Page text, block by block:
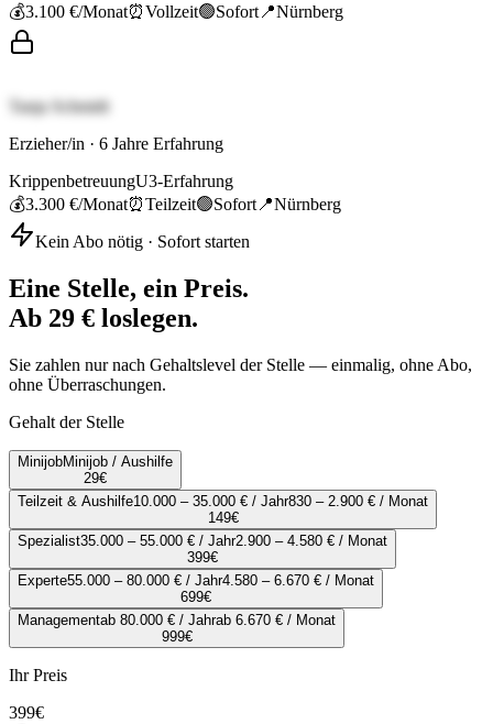
💰3.100 €/Monat⏰Vollzeit🟢Sofort 📍Nürnberg
Tanja Schmidt
Erzieher/in · 6 Jahre Erfahrung
KrippenbetreuungU3-Erfahrung
💰3.300 €/Monat⏰Teilzeit🟢Sofort 📍Nürnberg
Kein Abo nötig · Sofort starten
Eine Stelle, ein Preis.
Ab 29 € loslegen.
Sie zahlen nur nach Gehaltslevel der Stelle — einmalig, ohne Abo,
ohne Überraschungen.
Gehalt der Stelle
MinijobMinijob / Aushilfe
29€
Teilzeit & Aushilfe10.000 – 35.000 € / Jahr830 – 2.900 € / Monat
149€
Spezialist35.000 – 55.000 € / Jahr2.900 – 4.580 € / Monat
399€
Experte55.000 – 80.000 € / Jahr4.580 – 6.670 € / Monat
699€
Managementab 80.000 € / Jahrab 6.670 € / Monat
999€
Ihr Preis
399€